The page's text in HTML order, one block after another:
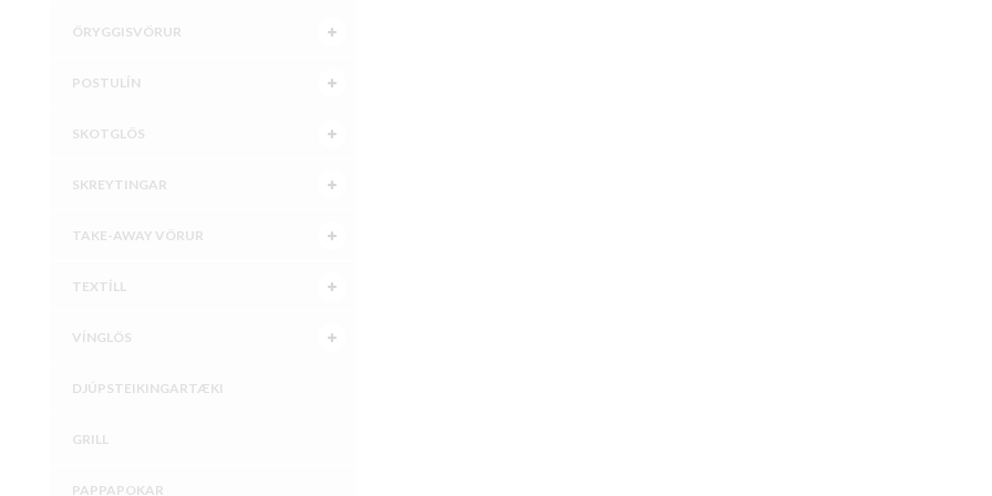
ÖRYGGISVÖRUR
POSTULÍN
SKOTGLÖS
SKREYTINGAR
TAKE-AWAY VÖRUR
TEXTÍLL
VÍNGLÖS
DJÚPSTEIKINGARTÆKI
GRILL
PAPPAPOKAR